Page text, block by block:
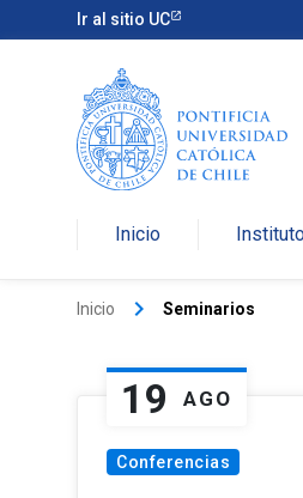
Ir al sitio UC
Inicio
Inicio keyboard_arrow_right Seminarios
19 AGO
Conferencias